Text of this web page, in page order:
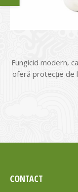
Fungicid modern,
oferă protecţie de
CONTACT